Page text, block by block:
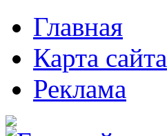
Главная
Карта сайта
Реклама